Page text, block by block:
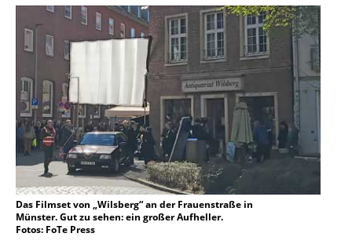
Das Filmset von „Wilsberg“ an der Frauenstraße in
Münster. Gut zu sehen: ein großer Aufheller.
Fotos: FoTe Press